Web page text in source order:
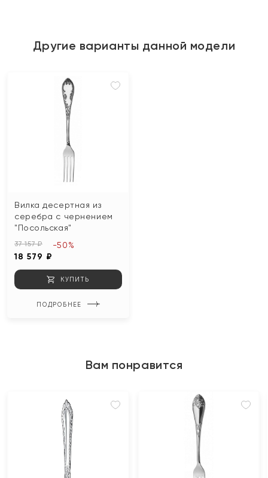
Другие варианты данной модели
Вилка десертная из
серебра с чернением
"Посольская"
37 157 ₽
18 579 ₽
-50%
КУПИТЬ
ПОДРОБНЕЕ
Вам понравится